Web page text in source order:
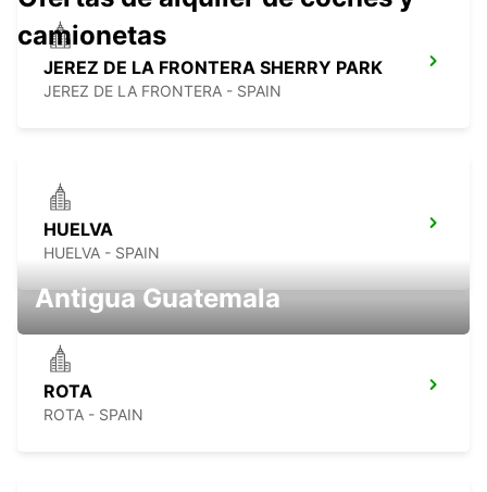
JEREZ DE LA FRONTERA SHERRY PARK
JEREZ DE LA FRONTERA - SPAIN
HUELVA
HUELVA - SPAIN
ROTA
ROTA - SPAIN
camionetas
Antigua Guatemala